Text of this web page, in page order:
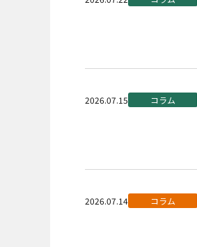
2026.07.15 コラム
2026.07.14 コラム